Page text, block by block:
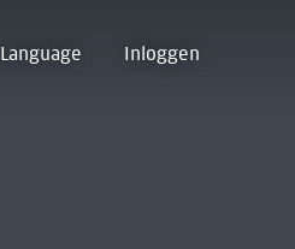
Language Inloggen